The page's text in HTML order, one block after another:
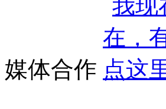
媒体合作